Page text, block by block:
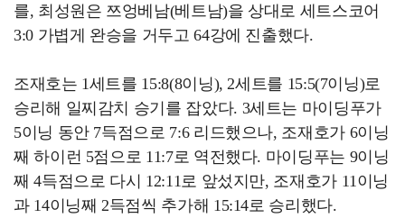
를, 최성원은 쯔엉베남(베트남)을 상대로 세트스코어
3:0 가볍게 완승을 거두고 64강에 진출했다.
조재호는 1세트를 15:8(8이닝), 2세트를 15:5(7이닝)로
승리해 일찌감치 승기를 잡았다. 3세트는 마이딩푸가
5이닝 동안 7득점으로 7:6 리드했으나, 조재호가 6이닝
째 하이런 5점으로 11:7로 역전했다. 마이딩푸는 9이닝
째 4득점으로 다시 12:11로 앞섰지만, 조재호가 11이닝
과 14이닝째 2득점씩 추가해 15:14로 승리했다.